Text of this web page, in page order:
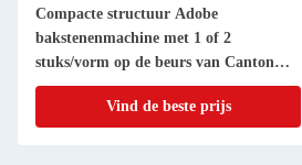
Compacte structuur Adobe
bakstenenmachine met 1 of 2
stuks/vorm op de beurs van Canton
2023
Vind de beste prijs